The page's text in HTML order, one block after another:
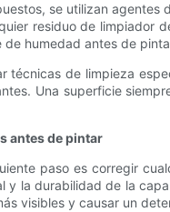
se utilizan
residuo de
humedad antes de
técnicas de limpieza
Una superficie
antes de pintar
paso es corregir
la durabilidad de la
visibles y causar un